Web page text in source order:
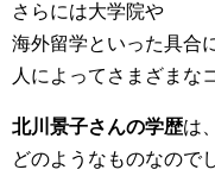
さらには大学院や
海外留学といった具合に
人によってさまざまな
北川景子さんの学歴は、
どのようなものなので